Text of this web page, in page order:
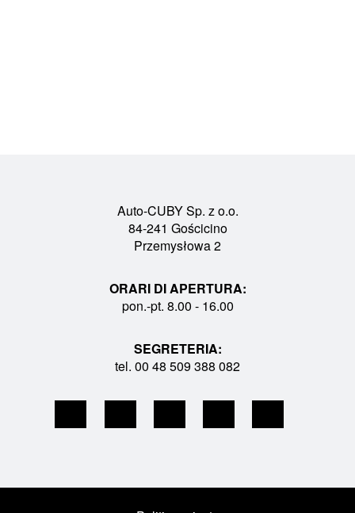
Auto-CUBY Sp. z o.o.
84-241 Gościcino
Przemysłowa 2
ORARI DI APERTURA:
pon.-pt. 8.00 - 16.00
SEGRETERIA:
tel. 00 48 509 388 082